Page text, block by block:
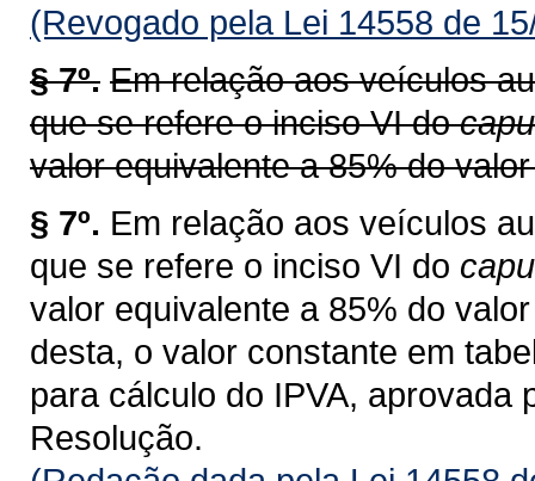
(Revogado pela Lei 14558 de
§ 7º. Em relação aos veículos
que se refere o inciso VI do
valor equivalente a 85% do
§ 7º. Em relação aos veículos
que se refere o inciso VI do
valor equivalente a 85% do
desta, o valor constante em
para cálculo do IPVA, aprovada
Resolução.